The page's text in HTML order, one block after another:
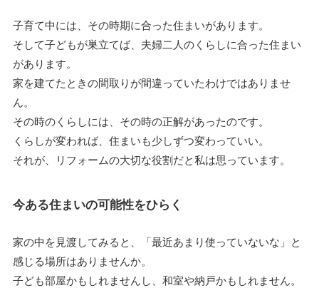
子育て中には、その時期に合った住まいがあります。
そして子どもが巣立てば、夫婦二人のくらしに合った住まい
があります。
家を建てたときの間取りが間違っていたわけではありませ
ん。
その時のくらしには、その時の正解があったのです。
くらしが変われば、住まいも少しずつ変わっていい。
それが、リフォームの大切な役割だと私は思っています。
今ある住まいの可能性をひらく
家の中を見渡してみると、「最近あまり使っていないな」と
感じる場所はありませんか。
子ども部屋かもしれませんし、和室や納戸かもしれません。